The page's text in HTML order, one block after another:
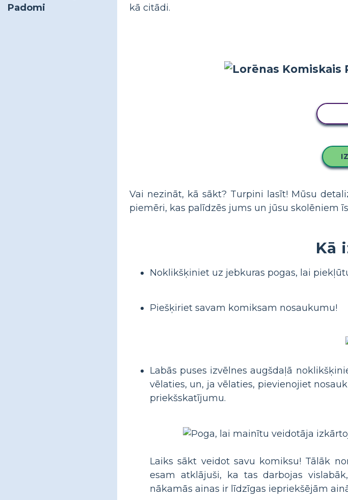
Padomi
kā citādi.
Vai nezināt, kā sākt? Turpini lasīt! Mūsu
piemēri, kas palīdzēs jums un jūsu skolēniem
Kā
Noklikšķiniet uz jebkuras pogas, lai
Piešķiriet savam komiksam nosaukumu!
Labās puses izvēlnes augšdaļā
vēlaties, un, ja vēlaties, pievienojiet
priekšskatījumu.
Laiks sākt veidot savu komiksu! Tālāk
esam atklājuši, ka tas darbojas
nākamās ainas ir līdzīgas iepriekšējām